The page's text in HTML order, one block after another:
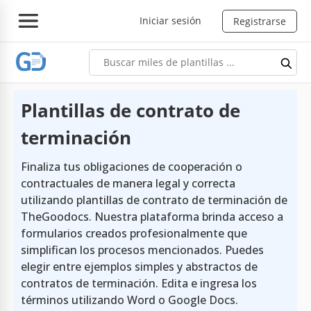
Iniciar sesión Registrarse
Plantillas de contrato de
terminación
Finaliza tus obligaciones de cooperación o
contractuales de manera legal y correcta
utilizando plantillas de contrato de terminación de
TheGoodocs. Nuestra plataforma brinda acceso a
formularios creados profesionalmente que
simplifican los procesos mencionados. Puedes
elegir entre ejemplos simples y abstractos de
contratos de terminación. Edita e ingresa los
términos utilizando Word o Google Docs.